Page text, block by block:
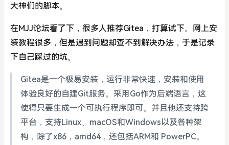
大神们的脚本。
在MJJ论坛看了下，很多人推荐Gitea，打算试下。网上安
装教程很多，但是遇到问题却查不到解决办法，于是记录
下自己踩过的坑。
Gitea是一个极易安装，运行非常快速，安装和使用
体验良好的自建Git服务。采用Go作为后端语言，这
使得只要生成一个可执行程序即可。并且他还支持跨
平台，支持Linux、macOS和Windows以及各种架
构，除了x86，amd64，还包括ARM和 PowerPC。